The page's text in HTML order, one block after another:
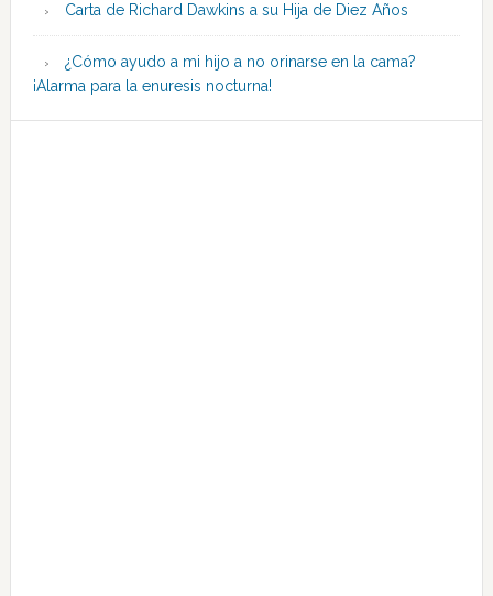
Carta de Richard Dawkins a su Hija de Diez Años
¿Cómo ayudo a mi hijo a no orinarse en la cama?
¡Alarma para la enuresis nocturna!